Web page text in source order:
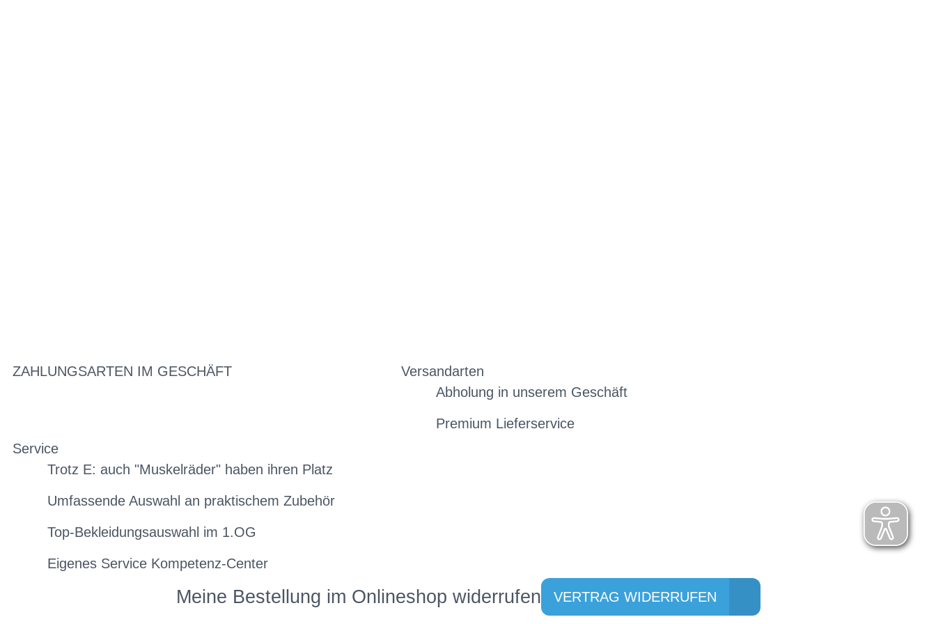
ZAHLUNGSARTEN IM GESCHÄFT
Versandarten
Abholung in unserem Geschäft
Premium Lieferservice
Service
Trotz E: auch "Muskelräder" haben ihren Platz
Umfassende Auswahl an praktischem Zubehör
Top-Bekleidungsauswahl im 1.OG
Eigenes Service Kompetenz-Center
Meine Bestellung im Onlineshop widerrufen VERTRAG WIDERRUFEN